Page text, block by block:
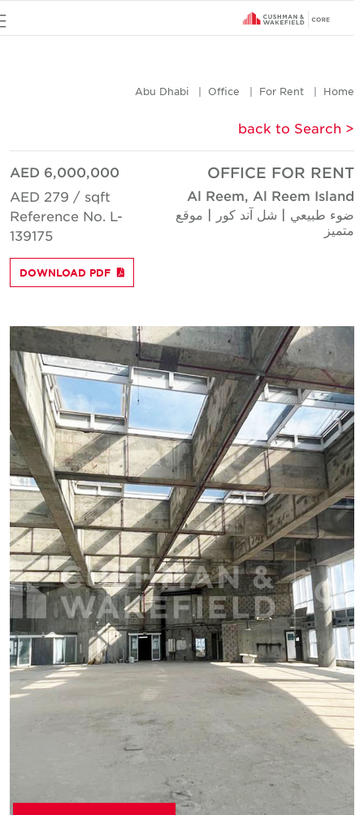
Home
For Rent
Office
Abu Dhabi
< back to Search
OFFICE FOR RENT
Al Reem, Al Reem Island
ضوء طبيعي | شل آند كور | موقع
متميز
AED 6,000,000
AED 279 / sqft
Reference No. L-
139175
DOWNLOAD PDF